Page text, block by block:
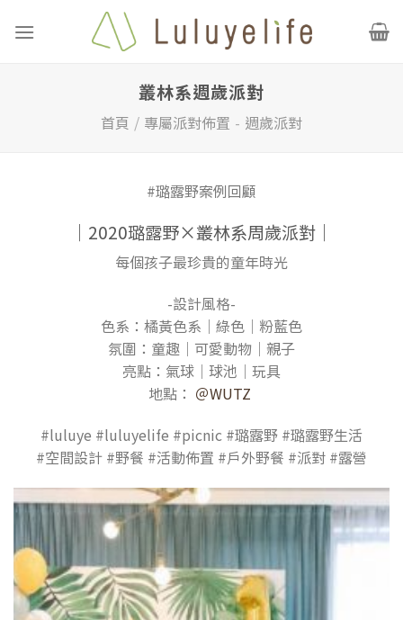
叢林系週歲派對
首頁 / 專屬派對佈置 - 週歲派對
#璐露野案例回顧
｜2020璐露野×叢林系周歲派對｜
每個孩子最珍貴的童年時光
-設計風格-
色系：橘黃色系│綠色│粉藍色
氛圍：童趣│可愛動物│親子
亮點：氣球│球池│玩具
地點： ＠WUTZ
#luluye #luluyelife #picnic #璐露野 #璐露野生活
#空間設計 #野餐 #活動佈置 #戶外野餐 #派對 #露營